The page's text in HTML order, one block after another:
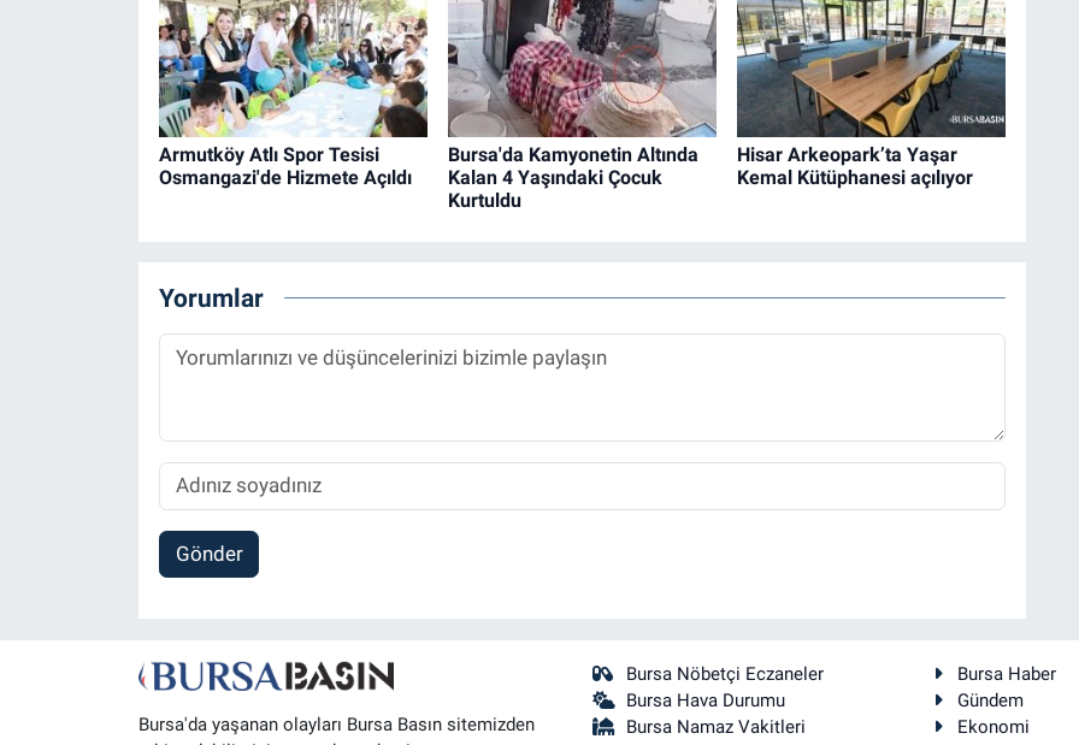
Armutköy Atlı Spor Tesisi
Osmangazi'de Hizmete Açıldı
Bursa'da Kamyonetin Altında
Kalan 4 Yaşındaki Çocuk
Kurtuldu
Hisar Arkeopark’ta Yaşar
Kemal Kütüphanesi açılıyor
Yorumlar
Gönder
Bursa'da yaşanan olayları Bursa Basın sitemizden
Bursa Nöbetçi Eczaneler
Bursa Hava Durumu
Bursa Namaz Vakitleri
Bursa Haber
Gündem
Ekonomi